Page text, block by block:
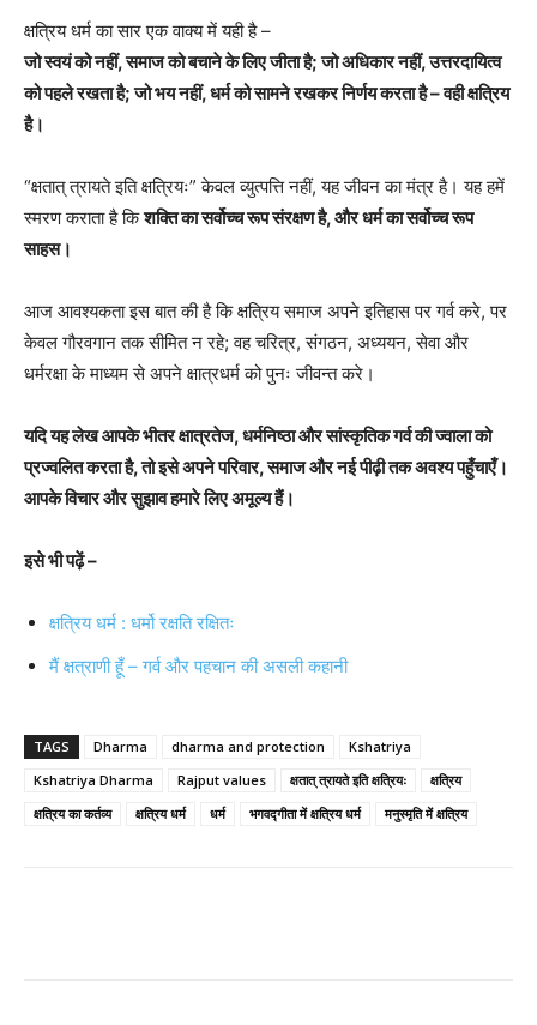
क्षत्रिय धर्म का सार एक वाक्य में यही है –
जो स्वयं को नहीं, समाज को बचाने के लिए जीता है; जो अधिकार नहीं, उत्तरदायित्व
को पहले रखता है; जो भय नहीं, धर्म को सामने रखकर निर्णय करता है – वही क्षत्रिय
है।
“क्षतात् त्रायते इति क्षत्रियः” केवल व्युत्पत्ति नहीं, यह जीवन का मंत्र है। यह हमें
स्मरण कराता है किशक्ति का सर्वोच्च रूप संरक्षण है, और धर्म का सर्वोच्च रूप
साहस।
आज आवश्यकता इस बात की है कि क्षत्रिय समाज अपने इतिहास पर गर्व करे, पर
केवल गौरवगान तक सीमित न रहे; वह चरित्र, संगठन, अध्ययन, सेवा और
धर्मरक्षा के माध्यम से अपने क्षात्रधर्म को पुनः जीवन्त करे।
यदि यह लेख आपके भीतर क्षात्रतेज, धर्मनिष्ठा और सांस्कृतिक गर्व की ज्वाला को
प्रज्वलित करता है, तो इसे अपने परिवार, समाज और नई पीढ़ी तक अवश्य पहुँचाएँ।
आपके विचार और सुझाव हमारे लिए अमूल्य हैं।
इसे भी पढ़ें –
क्षत्रिय धर्म : धर्मो रक्षति रक्षितः
मैं क्षत्राणी हूँ – गर्व और पहचान की असली कहानी
TAGS Dharma dharma and protection
Kshatriya
Kshatriya Dharma
Rajput values क्षतात् त्रायते इति क्षत्रियः
क्षत्रिय
क्षत्रिय का कर्तव्य
क्षत्रिय धर्म धर्म भगवद्गीता में क्षत्रिय धर्म मनुस्मृति में क्षत्रिय